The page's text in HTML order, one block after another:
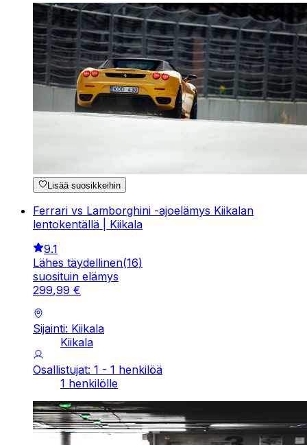
Lisää suosikkeihin
Ferrari vs Lamborghini -ajoelämys Kiikalan
lentokentällä | Kiikala
9.1
Lähes täydellinen(16)
suosituin elämys
299,99 €
Sijainti: Kiikala
Kiikala
Osallistujat: 1 - 1 henkilöä
1 henkilölle